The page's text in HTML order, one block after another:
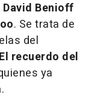
David Benioff
. Se trata de
del
El recuerdo del
ya